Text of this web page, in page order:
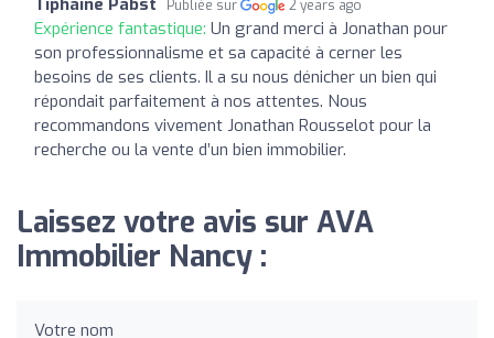
Publiée sur 2 years ago
Expérience fantastique: Un grand merci à Jonathan pour
son professionnalisme et sa capacité à cerner les
besoins de ses clients. Il a su nous dénicher un bien qui
répondait parfaitement à nos attentes. Nous
recommandons vivement Jonathan Rousselot pour la
recherche ou la vente d’un bien immobilier.
Laissez votre avis sur AVA
Immobilier Nancy :
Votre nom